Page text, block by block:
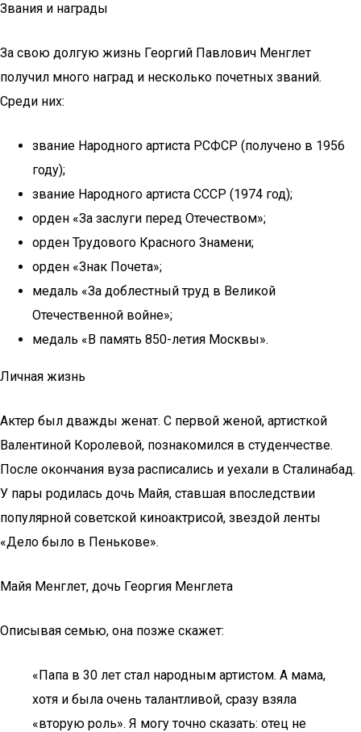
Звания и награды
За свою долгую жизнь Георгий Павлович Менглет
получил много наград и несколько почетных званий.
Среди них:
звание Народного артиста РСФСР (получено в 1956
году);
звание Народного артиста СССР (1974 год);
орден «За заслуги перед Отечеством»;
орден Трудового Красного Знамени;
орден «Знак Почета»;
медаль «За доблестный труд в Великой
Отечественной войне»;
медаль «В память 850-летия Москвы».
Личная жизнь
Актер был дважды женат. С первой женой, артисткой
Валентиной Королевой, познакомился в студенчестве.
После окончания вуза расписались и уехали в Сталинабад.
У пары родилась дочь Майя, ставшая впоследствии
популярной советской киноактрисой, звездой ленты
«Дело было в Пенькове».
Майя Менглет, дочь Георгия Менглета
Описывая семью, она позже скажет:
«Папа в 30 лет стал народным артистом. А мама,
хотя и была очень талантливой, сразу взяла
«вторую роль». Я могу точно сказать: отец не